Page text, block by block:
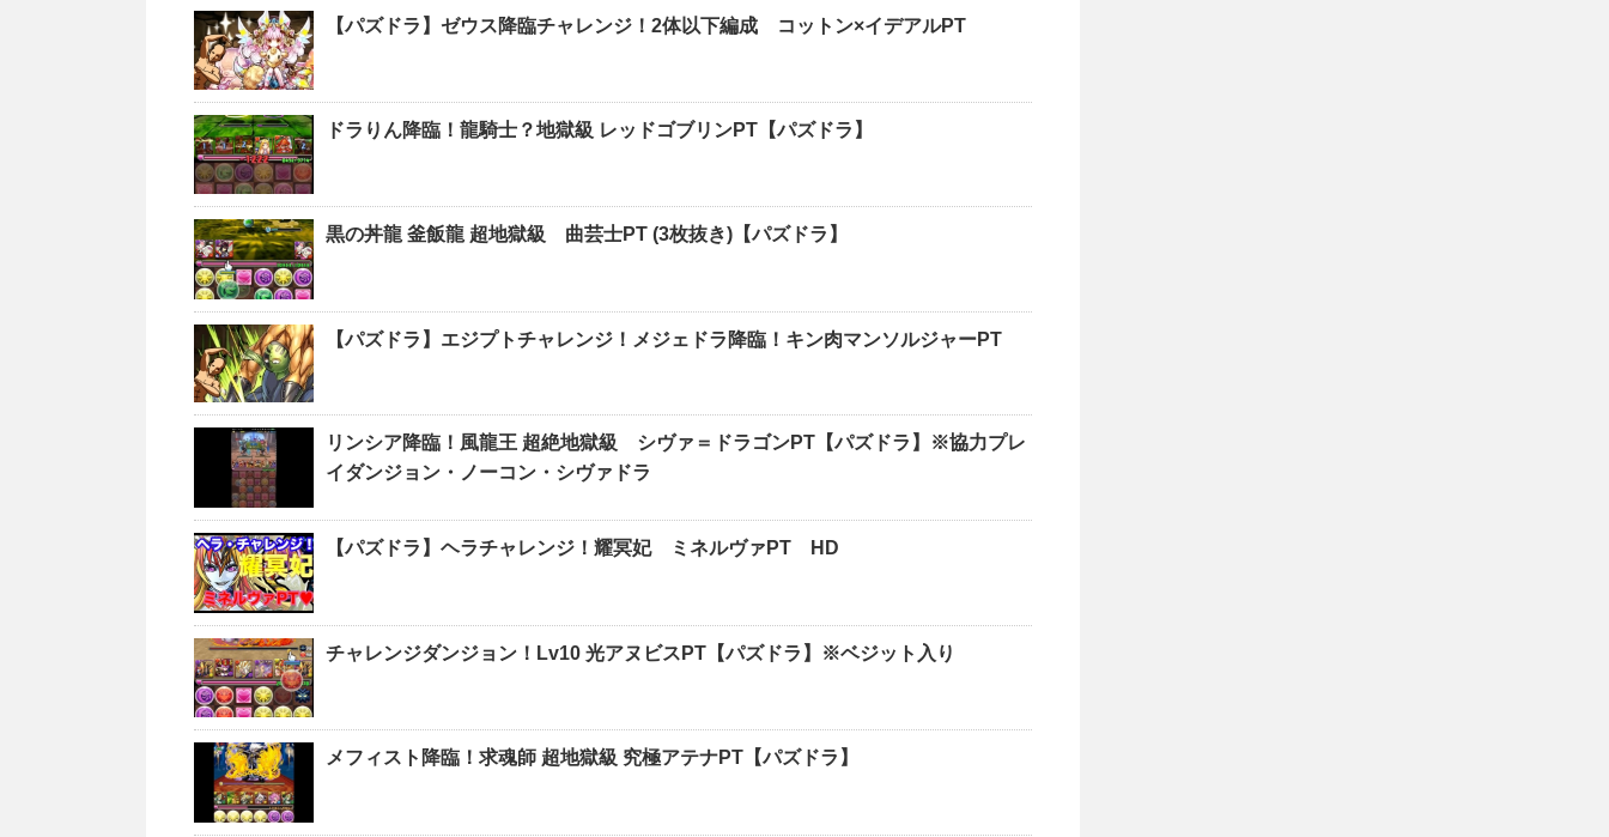
【パズドラ】ゼウス降臨チャレンジ！2体以下編成 コットン×イデアルPT
ドラりん降臨！龍騎士？地獄級 レッドゴブリンPT【パズドラ】
黒の丼龍 釜飯龍 超地獄級 曲芸士PT (3枚抜き)【パズドラ】
【パズドラ】エジプトチャレンジ！メジェドラ降臨！キン肉マンソルジャーPT
リンシア降臨！風龍王 超絶地獄級 シヴァ＝ドラゴンPT【パズドラ】※協力プレ
イダンジョン・ノーコン・シヴァドラ
【パズドラ】ヘラチャレンジ！耀冥妃 ミネルヴァPT HD
チャレンジダンジョン！Lv10 光アヌビスPT【パズドラ】※ベジット入り
メフィスト降臨！求魂師 超地獄級 究極アテナPT【パズドラ】